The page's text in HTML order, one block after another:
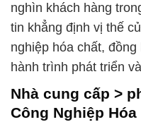
nghìn khách hàng
tin khẳng định vị thế
nghiệp hóa chất,
hành trình phát triển
Nhà cung cấp >
Công Nghiệp